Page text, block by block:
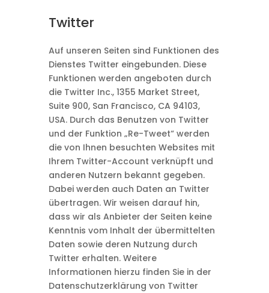
Twitter
Auf unseren Seiten sind Funktionen des
Dienstes Twitter eingebunden. Diese
Funktionen werden angeboten durch
die Twitter Inc., 1355 Market Street,
Suite 900, San Francisco, CA 94103,
USA. Durch das Benutzen von Twitter
und der Funktion „Re-Tweet“ werden
die von Ihnen besuchten Websites mit
Ihrem Twitter-Account verknüpft und
anderen Nutzern bekannt gegeben.
Dabei werden auch Daten an Twitter
übertragen. Wir weisen darauf hin,
dass wir als Anbieter der Seiten keine
Kenntnis vom Inhalt der übermittelten
Daten sowie deren Nutzung durch
Twitter erhalten. Weitere
Informationen hierzu finden Sie in der
Datenschutzerklärung von Twitter